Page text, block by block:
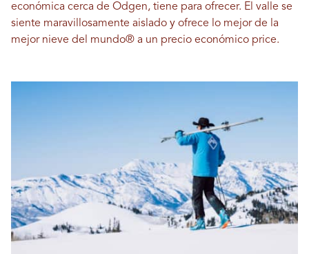
económica cerca de Odgen, tiene para ofrecer. El valle se
siente maravillosamente aislado y ofrece lo mejor de la
mejor nieve del mundo® a un precio económico price.